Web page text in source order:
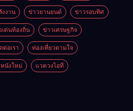
นธ์
น
ร
2026 เชื่อม 4
งานใหญ่
สร้างโอกาส
ธุรกิจครบ
วงจร ด้วยครับ
งาน ข่าวยานยนต์ ข่าวรอบทิศ
เด่นท้องถิ่น ข่าวเศรษฐกิจ
ต่อเรา ท่องเที่ยวตามใจ
นังใหม่ แวดวงไอที